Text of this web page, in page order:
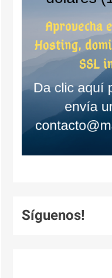
Síguenos!